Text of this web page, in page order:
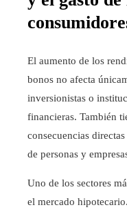
El aumento de los
bonos no afecta
inversionistas o
financieras. También
consecuencias
de personas y
Uno de los sectores
el mercado